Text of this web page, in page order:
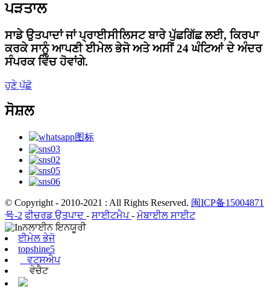
ਪੜਤਾਲ
ਸਾਡੇ ਉਤਪਾਦਾਂ ਜਾਂ ਪ੍ਰਾਈਸੀਲਿਸਟ ਬਾਰੇ ਪੁੱਛਗਿੱਛ ਲਈ, ਕਿਰਪਾ
ਕਰਕੇ ਸਾਨੂੰ ਆਪਣੀ ਈਮੇਲ ਭੇਜੋ ਅਤੇ ਅਸੀਂ 24 ਘੰਟਿਆਂ ਦੇ ਅੰਦਰ
ਸੰਪਰਕ ਵਿੱਚ ਹੋਵਾਂਗੇ.
ਹੁਣੇ ਪੁੱਛੋ
ਸੋਸ਼ਲ
© Copyright - 2010-2021 : All Rights Reserved. 闽ICP备15004871
号-2 ਫੀਚਰਡ ਉਤਪਾਦ - ਸਾਈਟਮੈਪ- ਮੋਬਾਈਲ ਸਾਈਟ
ਈਮੇਲ ਭੇਜੋ
topshine5
ਵਟਸਐਪ
ਵੇਚੈਟ